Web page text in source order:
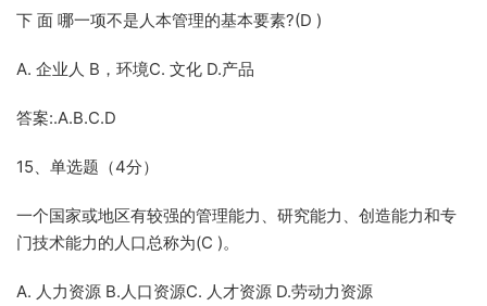
下 面 哪一项不是人本管理的基本要素?(D )
A. 企业人 B，环境C. 文化 D.产品
答案:.A.B.C.D
15、单选题（4分）
一个国家或地区有较强的管理能力、研究能力、创造能力和专
门技术能力的人口总称为(C )。
A. 人力资源 B.人口资源C. 人才资源 D.劳动力资源